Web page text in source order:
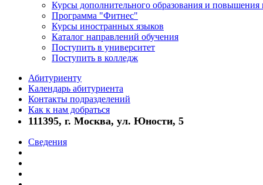
Курсы дополнительного образования и повышения
Программа "Фитнес"
Курсы иностранных языков
Каталог направлений обучения
Поступить в университет
Поступить в колледж
Абитуриенту
Календарь абитуриента
Контакты подразделений
Как к нам добраться
111395, г. Москва, ул. Юности, 5
Сведения